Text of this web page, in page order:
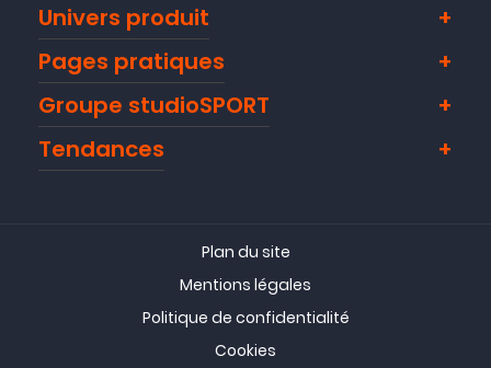
Univers produit
Pages pratiques
Groupe studioSPORT
Tendances
Plan du site
Mentions légales
Politique de confidentialité
Cookies